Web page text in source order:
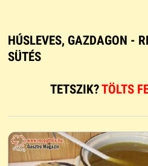
HÚSLEVES, GAZDAGON -
SÜTÉS
TETSZIK?TÖLTS